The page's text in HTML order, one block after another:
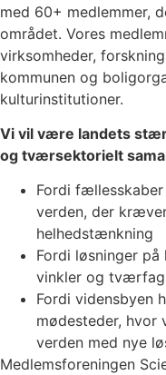
med 60+ medlemmer,
området. Vores
virksomheder,
kommunen og
kulturinstitutioner.
Vi vil være landets
og tværsektorielt
Fordi
verden, der
helhedstænkning
Fordi løsninger
vinkler og
Fordi vidensbyen
mødesteder,
verden med nye
Medlemsforeningen